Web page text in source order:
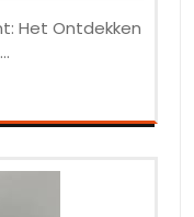
Het Ontdekken